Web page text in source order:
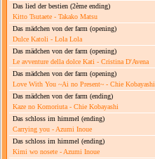
Das lied der bestien (2ème ending)
Kitto Tsutaete - Takako Matsu
Das mädchen von der farm (opening)
Dulce Katoli - Lola Lola
Das mädchen von der farm (opening)
Le avventure della dolce Kati - Cristina D'Avena
Das mädchen von der farm (opening)
Love With You ~Ai no Present~ - Chie Kobayashi
Das mädchen von der farm (ending)
Kaze no Komoriuta - Chie Kobayashi
Das schloss im himmel (ending)
Carrying you - Azumi Inoue
Das schloss im himmel (ending)
Kimi wo nosete - Azumi Inoue